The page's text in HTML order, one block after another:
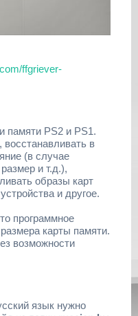
ffgriever-
памяти PS2 и PS1.
в
(в случае
и т.д.),
образы карт
и другое.
программное
карты памяти.
возможности
язык нужно